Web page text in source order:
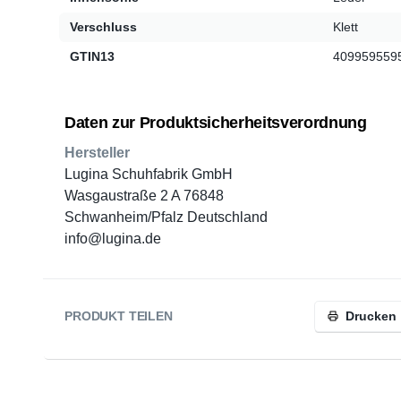
Verschluss Klett
GTIN13
Daten zur Produktsicherheitsverordnung
Hersteller
Lugina Schuhfabrik GmbH
Wasgaustraße 2 A 76848
Schwanheim/Pfalz Deutschland
info@lugina.de
PRODUKT TEILEN Drucken